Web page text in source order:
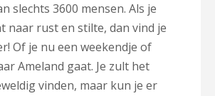
slechts 3600 mensen. Als je
naar rust en stilte, dan vind je
Of je nu een weekendje of
Ameland gaat. Je zult het
vinden, maar kun je er